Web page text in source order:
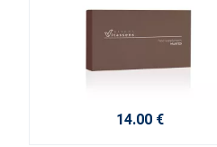
14.00 €